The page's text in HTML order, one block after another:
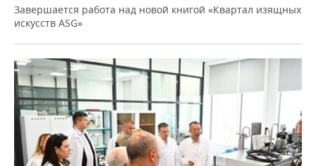
Завершается работа над новой книгой «Квартал изящных
искусств ASG»